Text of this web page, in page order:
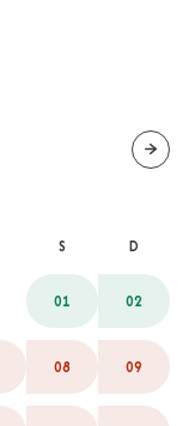
S D
01 02
08 09